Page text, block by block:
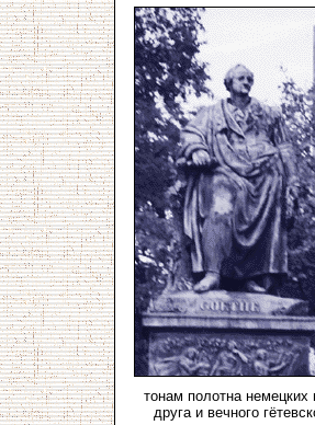
тонам полотна немецких
друга и вечного